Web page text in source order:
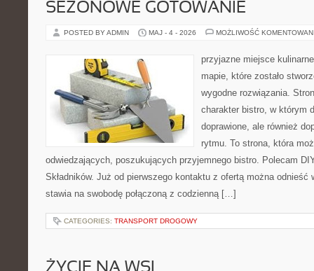
SEZONOWE GOTOWANIE
POSTED BY ADMIN MAJ - 4 - 2026 MOŻLIWOŚĆ
przyjazne miejsce
mapie, które zostało
wygodne rozwiązania.
charakter bistro, w którym
doprawione, ale również
rytmu. To strona, która
odwiedzających, poszukujących przyjemnego bistro. Polecam
Składników. Już od pierwszego kontaktu z ofertą można odnieść
stawia na swobodę połączoną z codzienną […]
CATEGORIES: TRANSPORT DROGOWY